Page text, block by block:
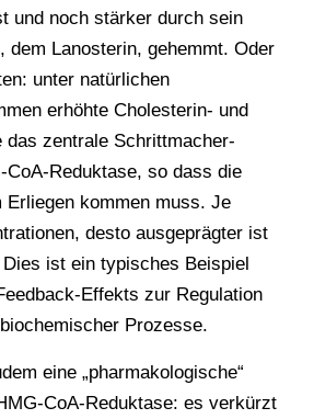
und noch stärker durch sein
dem Lanosterin, gehemmt. Oder
unter natürlichen
erhöhte Cholesterin- und
das zentrale Schrittmacher-
CoA-Reduktase, so dass die
Erliegen kommen muss. Je
desto ausgeprägter ist
ist ein typisches Beispiel
Effekts zur Regulation
Prozesse.
eine „pharmakologische“
CoA-Reduktase: es verkürzt